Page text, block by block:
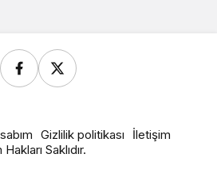
Gizlilik politikası
İletişim
Saklıdır.